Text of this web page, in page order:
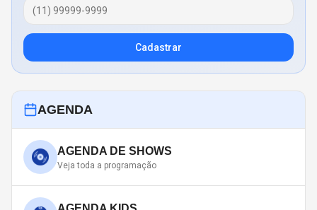
Cadastrar
AGENDA
AGENDA DE SHOWS
Veja toda a programação